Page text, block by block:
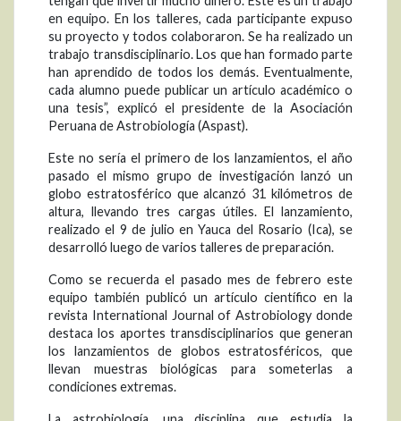
en equipo. En los talleres, cada participante expuso
su proyecto y todos colaboraron. Se ha realizado un
trabajo transdisciplinario. Los que han formado parte
han aprendido de todos los demás. Eventualmente,
cada alumno puede publicar un artículo académico o
una tesis”, explicó el presidente de la Asociación
Peruana de Astrobiología (Aspast).
Este no sería el primero de los lanzamientos, el año
pasado el mismo grupo de investigación lanzó un
globo estratosférico que alcanzó 31 kilómetros de
altura, llevando tres cargas útiles. El lanzamiento,
realizado el 9 de julio en Yauca del Rosario (Ica), se
desarrolló luego de varios talleres de preparación.
Como se recuerda el pasado mes de febrero este
equipo también publicó un artículo científico en la
revista International Journal of Astrobiology donde
destaca los aportes transdisciplinarios que generan
los lanzamientos de globos estratosféricos, que
llevan muestras biológicas para someterlas a
condiciones extremas.